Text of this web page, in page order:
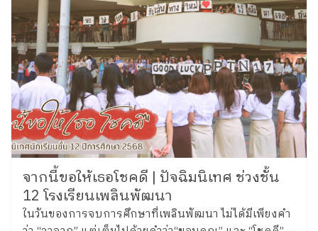
จากนี้ขอให้เธอโชคดี | ปัจฉิมนิเทศ ช่วงชั้น
12 โรงเรียนเพลินพัฒนา
ในวันของการจบการศึกษาที่เพลินพัฒนา ไม่ได้มีเพียงคำ